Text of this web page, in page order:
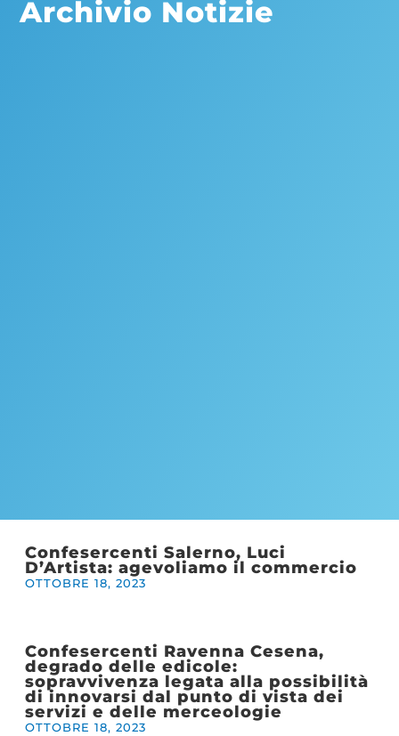
Archivio Notizie
Confesercenti Salerno, Luci
D’Artista: agevoliamo il commercio
OTTOBRE 18, 2023
Confesercenti Ravenna Cesena,
degrado delle edicole:
sopravvivenza legata alla possibilità
di innovarsi dal punto di vista dei
servizi e delle merceologie
OTTOBRE 18, 2023